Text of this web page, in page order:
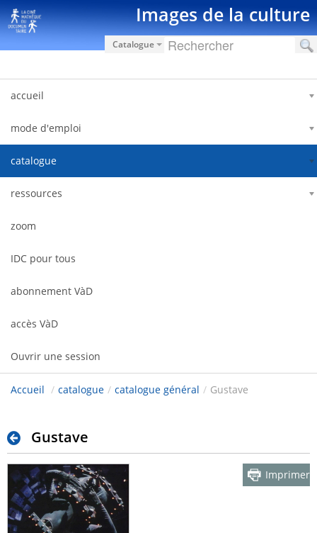
Saut au contenu Images de la culture
Catalogue
accueil
mode d'emploi
catalogue
ressources
zoom
IDC pour tous
abonnement VàD
accès VàD
Ouvrir une session
Accueil / catalogue / catalogue général / Gustave
Gustave
Imprimer